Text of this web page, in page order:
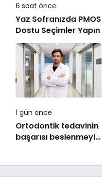
6 saat önce
Yaz Sofranızda PMOS
Dostu Seçimler Yapın
1 gün önce
Ortodontik tedavinin
başarısı beslenmeyle